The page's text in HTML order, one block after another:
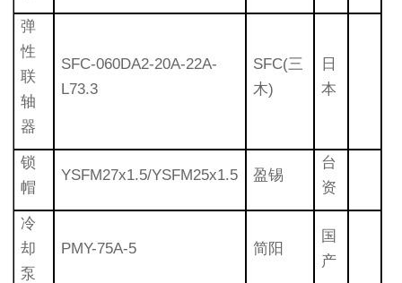
弹
性
联
轴
器
SFC-060DA2-20A-22A-
L73.3
SFC(三
木)
日
本
锁
帽
YSFM27x1.5/YSFM25x1.5 盈锡
台
资
冷
却
泵
PMY-75A-5 简阳
国
产